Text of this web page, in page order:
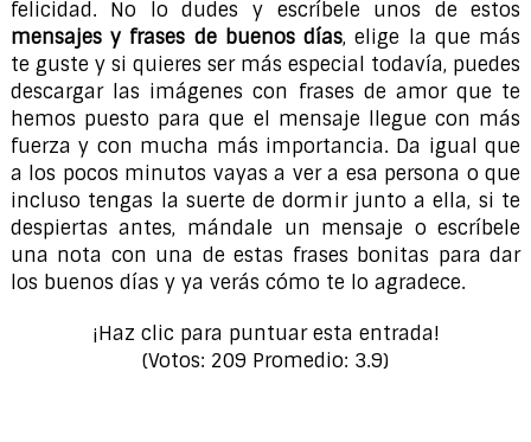
felicidad. No lo dudes y escríbele unos de estos
mensajes y frases de buenos días, elige la que más
te guste y si quieres ser más especial todavía, puedes
descargar las imágenes con frases de amor que te
hemos puesto para que el mensaje llegue con más
fuerza y con mucha más importancia. Da igual que
a los pocos minutos vayas a ver a esa persona o que
incluso tengas la suerte de dormir junto a ella, si te
despiertas antes, mándale un mensaje o escríbele
una nota con una de estas frases bonitas para dar
los buenos días y ya verás cómo te lo agradece.
¡Haz clic para puntuar esta entrada!
(Votos: 209 Promedio: 3.9)